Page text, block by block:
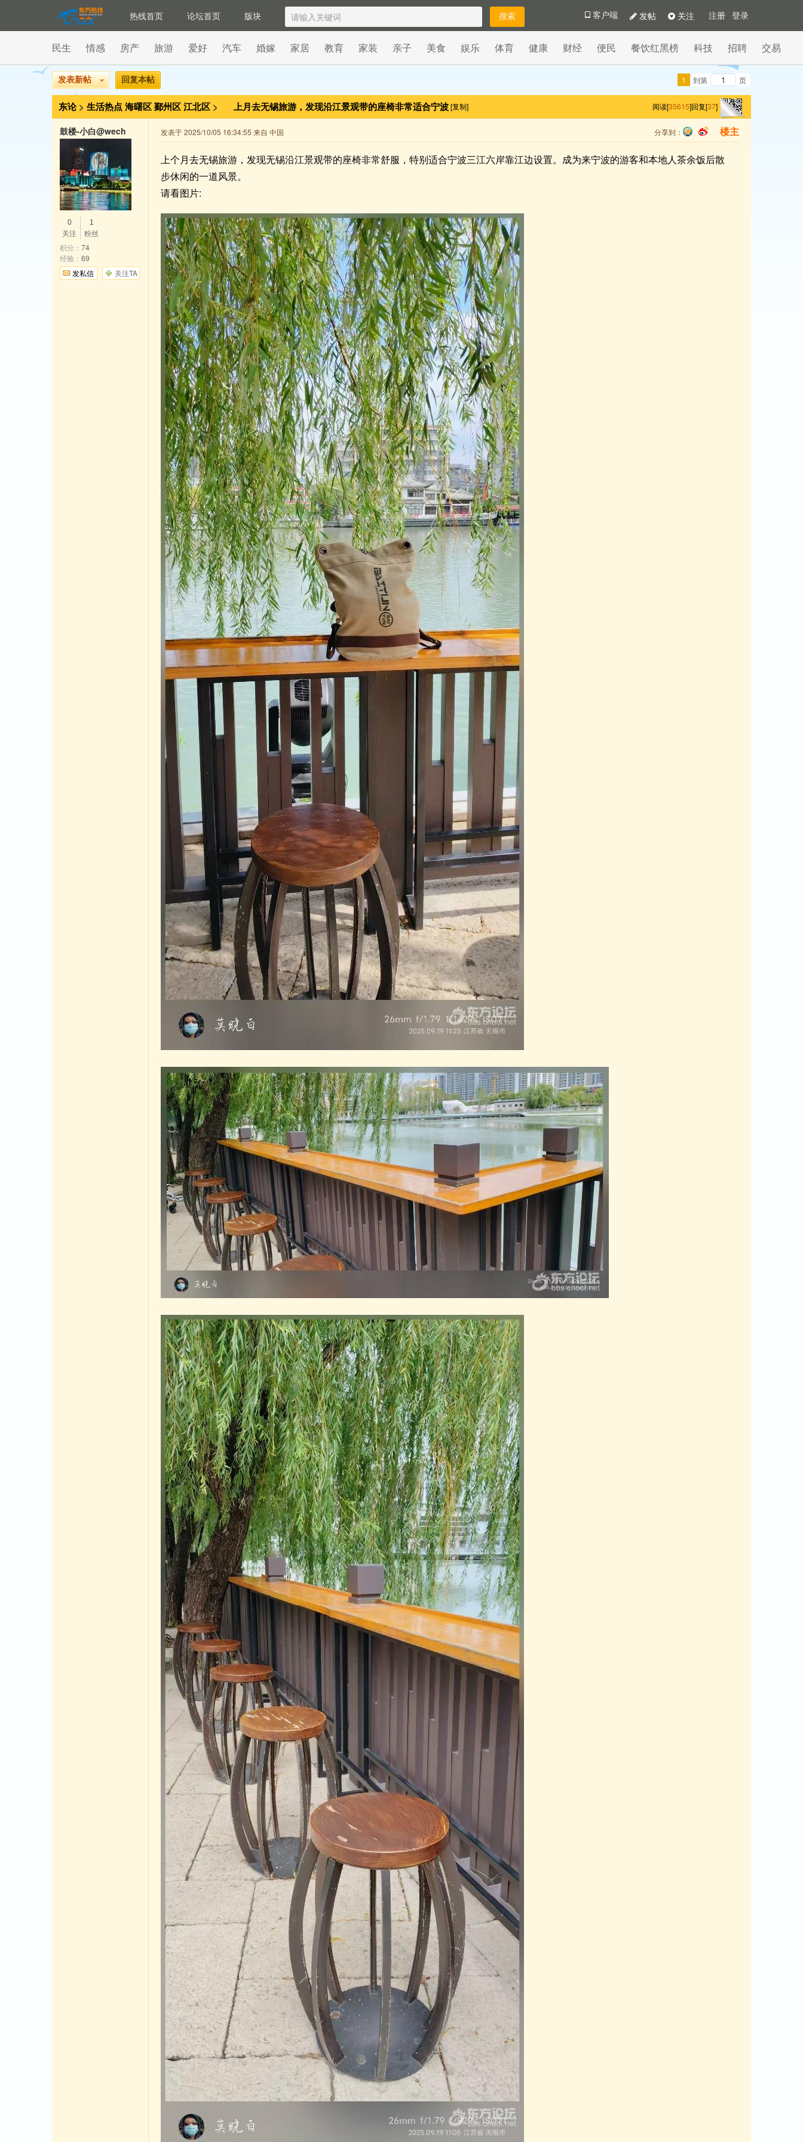
热线首页 论坛首页 版块 注册 登录
关注
发帖
客户端
民生 情感 房产 旅游 爱好 汽车 婚嫁 家居 教育 家装 亲子 美食 娱乐 体育 健康 财经 便民 餐饮红黑榜 科技 招聘 交易
发表新帖 回复本帖 1 到第 页
东论 > 生活热点海曙区鄞州区江北区 > 上月去无锡旅游，发现沿江景观带的座椅非常适合宁波[复制] 阅读[35615]回复[37]
发表于 2025/10/05 16:34:55 来自 中国 楼主
分享到：
qq
sina
上个月去无锡旅游，发现无锡沿江景观带的座椅非常舒服，特别适合宁波三江六岸靠江边设置。成为来宁波的游客和本地人茶余饭后散
步休闲的一道风景。
请看图片:
鼓楼-小白@wechat
0
关注
1
粉丝
积分： 74
经验： 69
发私信
关注TA